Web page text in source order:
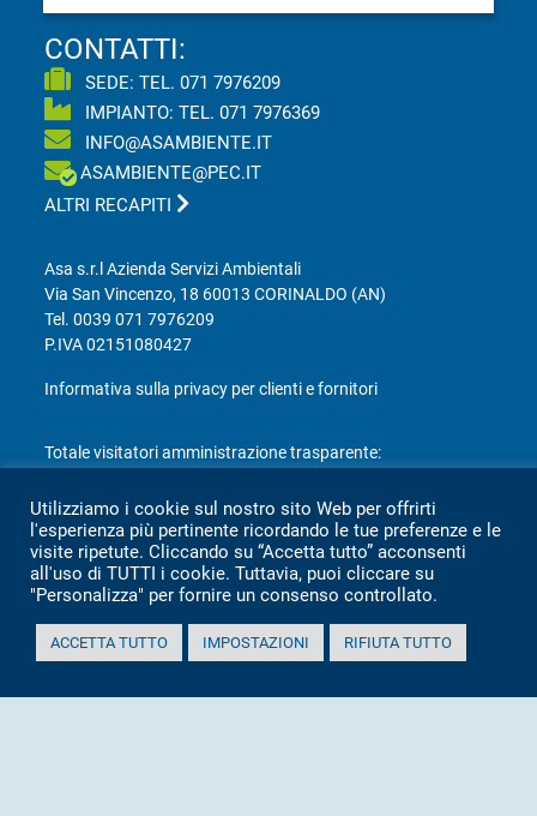
CONTATTI:
SEDE: TEL.071 7976209
IMPIANTO: TEL.071 7976369
INFO@ASAMBIENTE.IT
ASAMBIENTE@PEC.IT
ALTRI RECAPITI
Asa s.r.l Azienda Servizi Ambientali
Via San Vincenzo, 18 60013 CORINALDO (AN)
Tel.0039 071 7976209
P.IVA 02151080427
Informativa sulla privacy per clienti e fornitori
Totale visitatori amministrazione trasparente:
anno 2025
2.360
anno 2024
2.097
anno 2023
1.803
anno 2022
2.373
Utilizziamo i cookie sul nostro sito Web per offrirti
l'esperienza più pertinente ricordando le tue preferenze e le
visite ripetute. Cliccando su “Accetta tutto” acconsenti
all'uso di TUTTI i cookie. Tuttavia, puoi cliccare su
"Personalizza" per fornire un consenso controllato.
ACCETTA TUTTO IMPOSTAZIONI RIFIUTA TUTTO